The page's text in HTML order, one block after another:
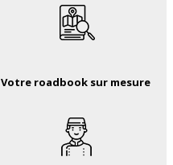
Votre roadbook sur mesure